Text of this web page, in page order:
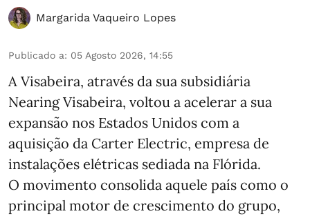
Margarida Vaqueiro Lopes
Publicado a: 05 Agosto 2026, 14:55
A Visabeira, através da sua subsidiária
Nearing Visabeira, voltou a acelerar a sua
expansão nos Estados Unidos com a
aquisição da Carter Electric, empresa de
instalações elétricas sediada na Flórida.
O movimento consolida aquele país como o
principal motor de crescimento do grupo,